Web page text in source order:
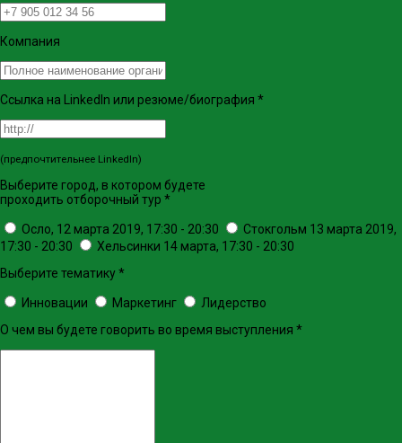
Компания
Ссылка на LinkedIn или резюме/биография *
(предпочтительнее LinkedIn)
Выберите город, в котором будете
проходить отборочный тур *
Осло, 12 марта 2019, 17:30 - 20:30
Стокгольм 13 марта 2019,
17:30 - 20:30
Хельсинки 14 марта, 17:30 - 20:30
Выберите тематику*
Инновации Маркетинг
Лидерство
О чем вы будете говорить во время выступления *